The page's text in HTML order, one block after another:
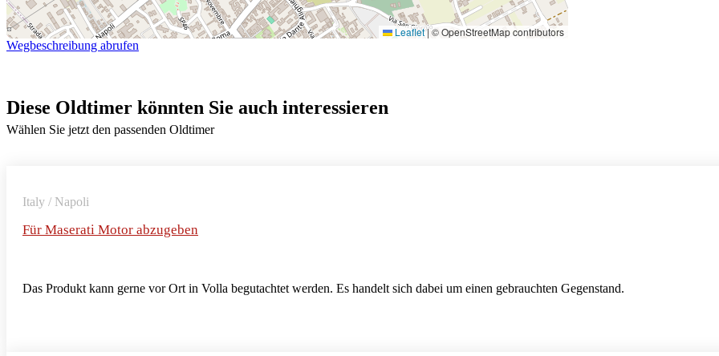
Leaflet |© OpenStreetMap contributors
Wegbeschreibung abrufen
Diese Oldtimer könnten Sie auch interessieren
Wählen Sie jetzt den passenden Oldtimer
Italy / Napoli
Für Maserati Motor abzugeben
Das Produkt kann gerne vor Ort in Volla begutachtet werden. Es handelt sich dabei um einen gebrauchten Gegenstand.